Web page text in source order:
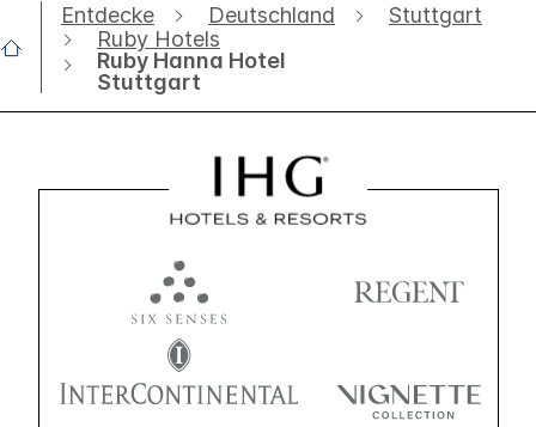
Entdecke Deutschland
Stuttgart
Ruby Hotels
Ruby Hanna Hotel
Stuttgart